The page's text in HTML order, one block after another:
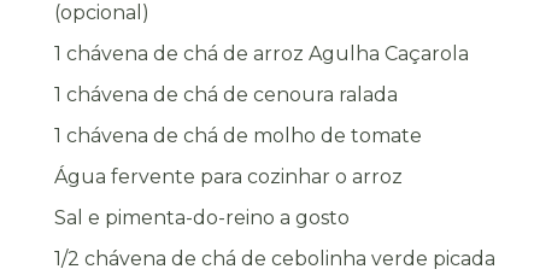
(opcional)
1 chávena de chá de arroz Agulha Caçarola
1 chávena de chá de cenoura ralada
1 chávena de chá de molho de tomate
Água fervente para cozinhar o arroz
Sal e pimenta-do-reino a gosto
1/2 chávena de chá de cebolinha verde picada